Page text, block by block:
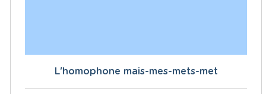
L'homophone mais-mes-mets-met